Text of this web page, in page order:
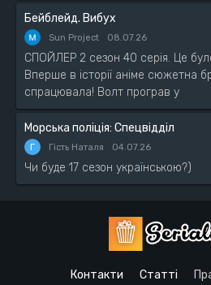
Бейблейд. Вибух
Sun Project 08.07.26
СПОЙЛЕР 2 сезон 40 серія. Це
Вперше в історії аніме сюжетна
спрацювала! Волт програв у
Морська поліція: Спецвідділ
Г Гість Наталя 04.07.26
Чи буде 17 сезон українською?)
Контакти Статті